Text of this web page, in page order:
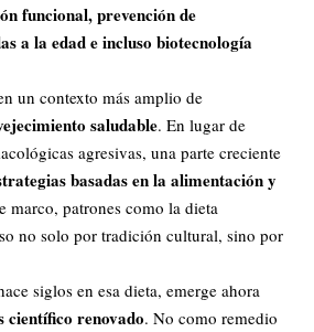
funcional, prevención de
a la edad e incluso biotecnología
un contexto más amplio de
saludable. En lugar de
agresivas, una parte creciente
basadas en la alimentación y
marco, patrones como la dieta
no solo por tradición cultural, sino por
siglos en esa dieta, emerge ahora
científico renovado. No como remedio